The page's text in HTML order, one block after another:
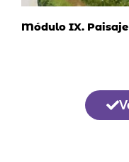
Módulo IX.